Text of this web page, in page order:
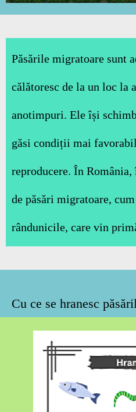
Păsările migratoare sunt
călătoresc de la un loc la
anotimpuri. Ele își
găsi condiții mai
reproducere. În
de păsări migratoare,
rândunicile, care vin
Cu ce se hranesc